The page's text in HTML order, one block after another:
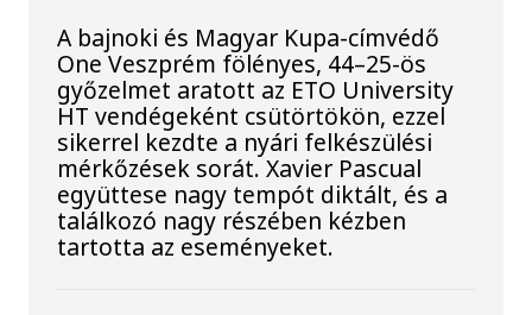
A bajnoki és Magyar Kupa-címvédő
One Veszprém fölényes, 44–25-ös
győzelmet aratott az ETO University
HT vendégeként csütörtökön, ezzel
sikerrel kezdte a nyári felkészülési
mérkőzések sorát. Xavier Pascual
együttese nagy tempót diktált, és a
találkozó nagy részében kézben
tartotta az eseményeket.